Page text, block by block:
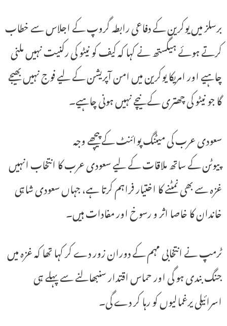
برسلز میں یوکرین کے دفاعی رابطہ گروپ کے اجلاس سے خطاب
کرتے ہوئے ہیگستھ نے کہا کہ کیف کو نیٹو کی رکنیت نہیں ملنی
چاہیے اور امریکا یوکرین میں امن آپریشن کے لیے فوج نہیں بھیجے
گا جو نیٹو کی چھتری کے نیچے نہیں ہونی چاہیے۔
سعودی عرب کی میٹنگ پوائنٹ کے پیچھے وجہ
پیوٹن کے ساتھ ملاقات کے لیے سعودی عرب کا انتخاب انہیں
غزہ سے بھی نمٹنے کا اختیار فراہم کرتا ہے، جہاں سعودی شاہی
خاندان کا خاصا اثر و رسوخ اور مفادات ہیں۔
ٹرمپ نے انتخابی مہم کے دوران زور دے کر کہا تھا کہ غزہ میں
جنگ بندی ہو گی اور حماس اقتدار سنبھالنے سے پہلے ہی
اسرائیلی یرغمالیوں کو رہا کر دے گی۔